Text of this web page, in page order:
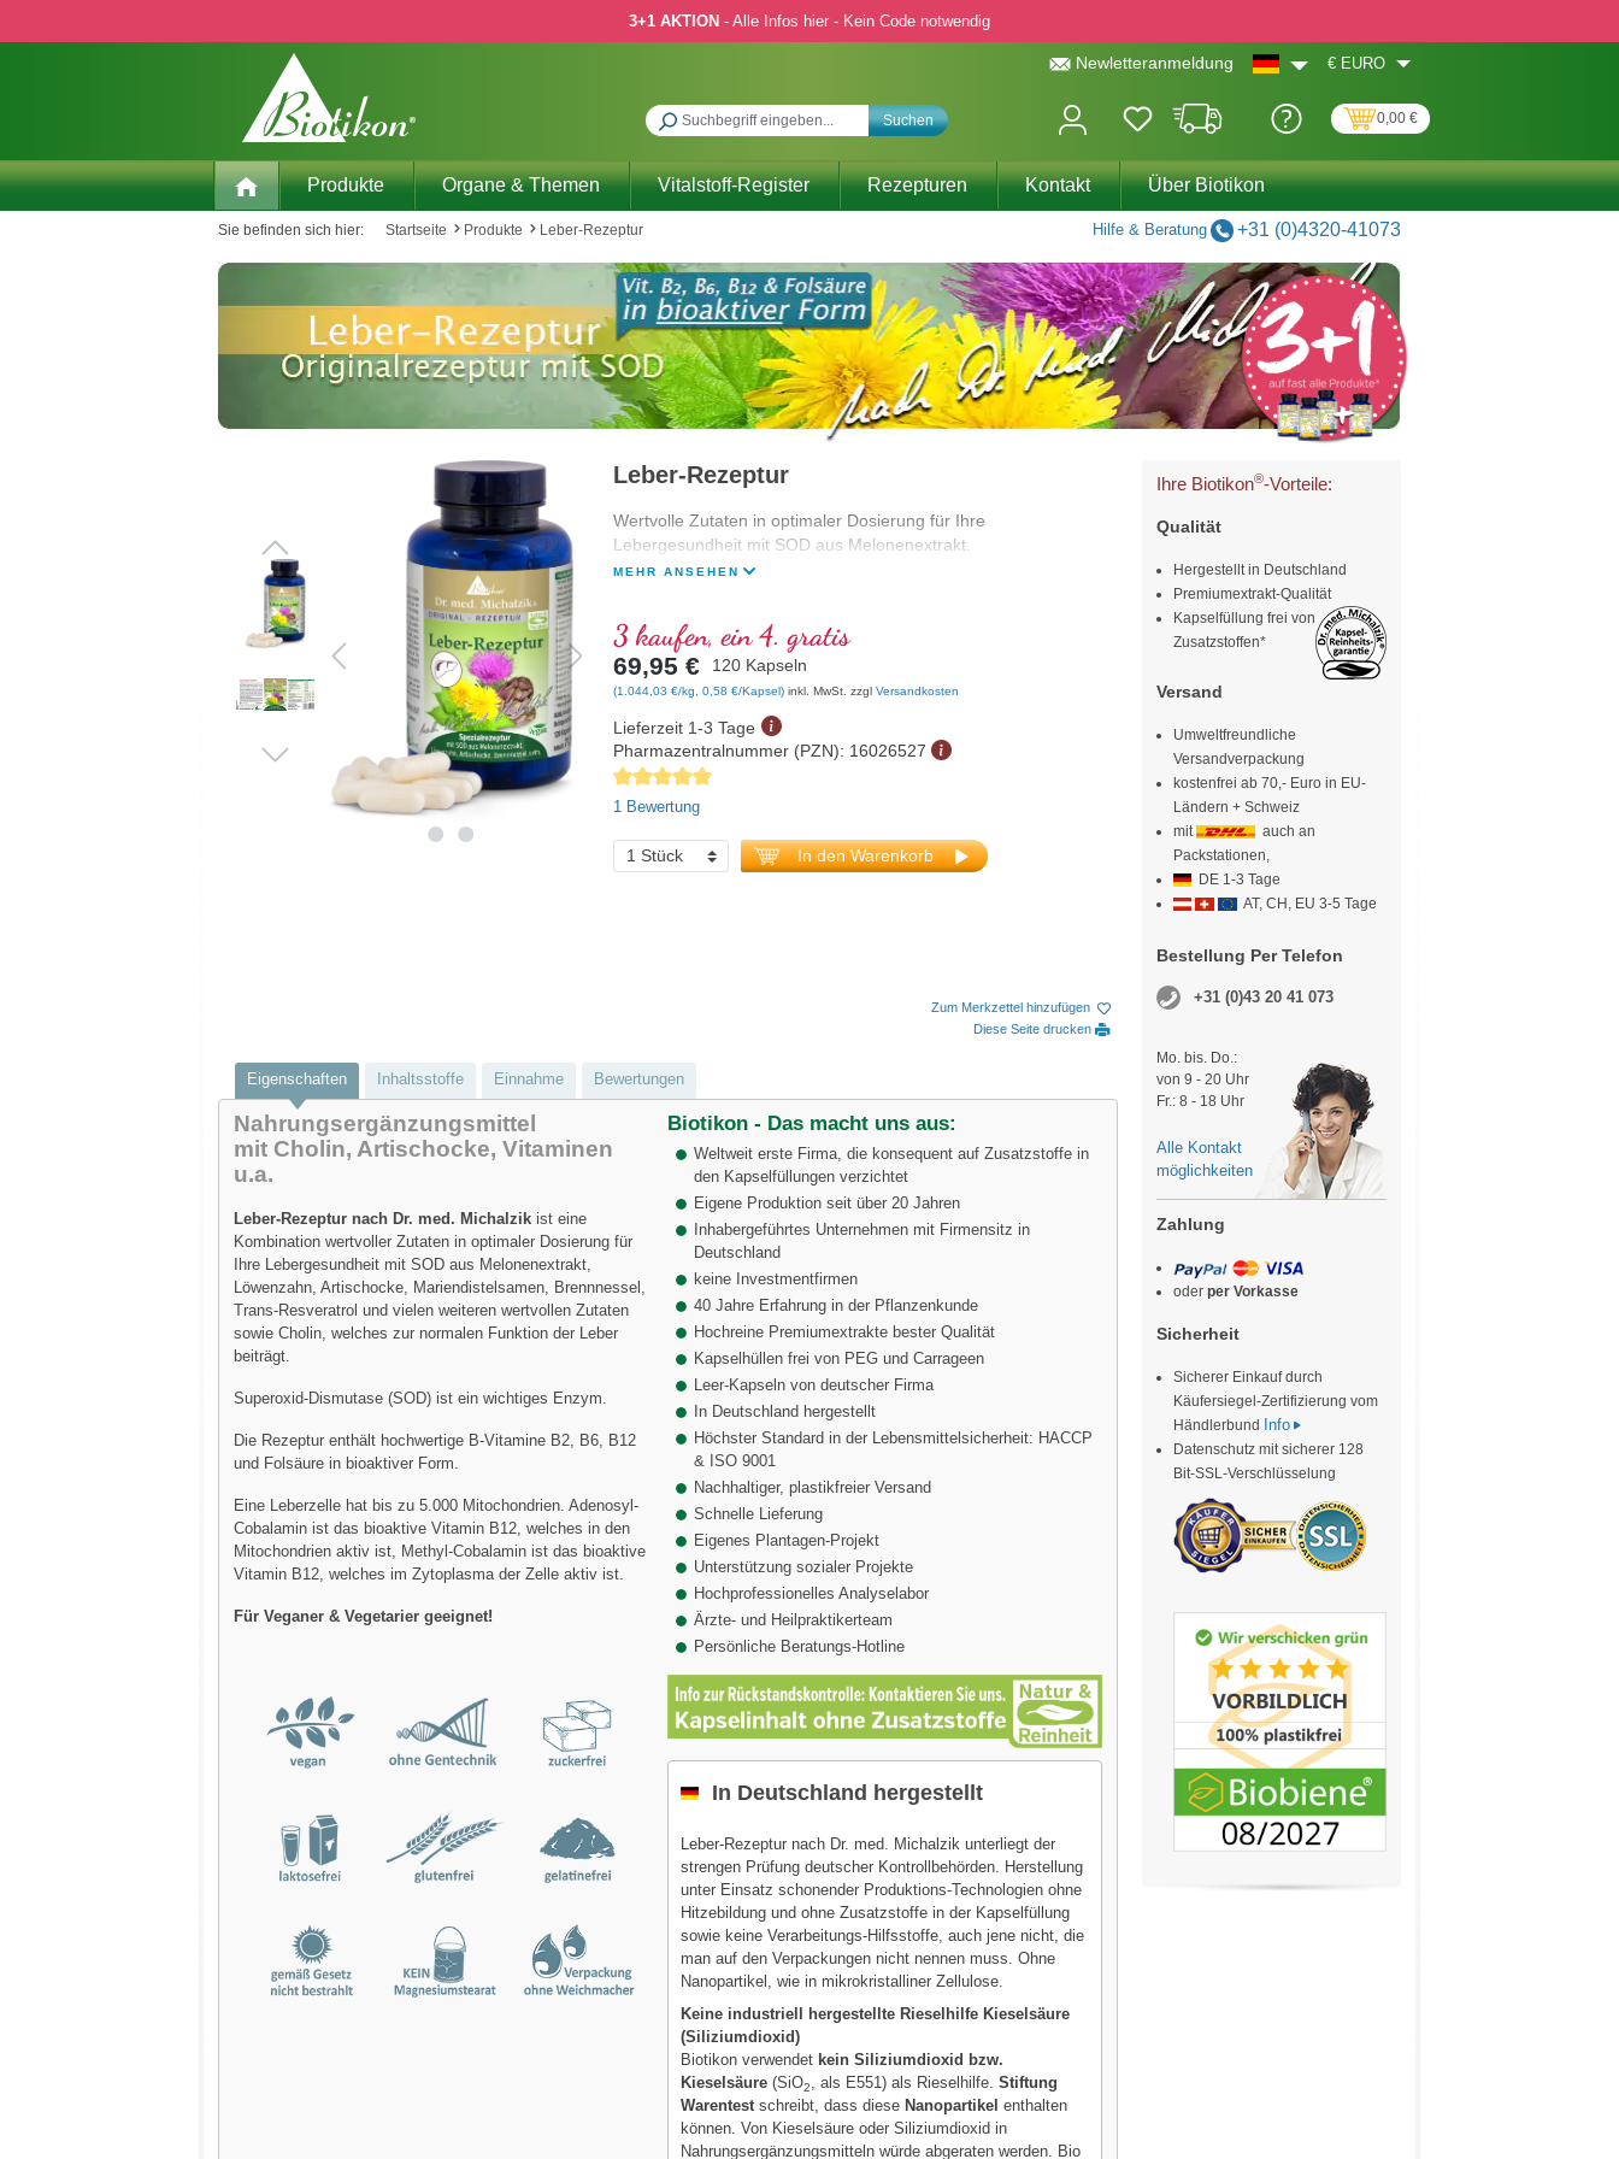
3+1 AKTION - Alle Infos hier - Kein Code notwendig
Newletteranmeldung € EURO
Suchen 0,00 €
Produkte Organe & Themen Vitalstoff-Register Rezepturen Kontakt Über Biotikon
Sie befinden sich hier: Startseite Produkte Leber-Rezeptur Hilfe & Beratung +31 (0)4320-41073
Leber-Rezeptur
Wertvolle Zutaten in optimaler Dosierung für Ihre
Lebergesundheit mit SOD aus Melonenextrakt.
MEHR ANSEHEN
3 kaufen, ein 4. gratis
69,95 € 120 Kapseln
(1.044,03 €/kg, 0,58 €/Kapsel) inkl. MwSt. zzgl Versandkosten
Lieferzeit 1-3 Tage
Pharmazentralnummer (PZN): 16026527
Durchschnittliche Bewertung von 5 von 5 Sternen
1 Bewertung
In den Warenkorb
Zum Merkzettel hinzufügen
Diese Seite drucken
Eigenschaften Inhaltsstoffe Einnahme Bewertungen
Nahrungsergänzungsmittel
mit Cholin, Artischocke, Vitaminen
u.a.
Leber-Rezeptur nach Dr. med. Michalzik ist eine
Kombination wertvoller Zutaten in optimaler Dosierung für
Ihre Lebergesundheit mit SOD aus Melonenextrakt,
Löwenzahn, Artischocke, Mariendistelsamen, Brennnessel,
Trans-Resveratrol und vielen weiteren wertvollen Zutaten
sowie Cholin, welches zur normalen Funktion der Leber
beiträgt.
Superoxid-Dismutase (SOD) ist ein wichtiges Enzym.
Die Rezeptur enthält hochwertige B-Vitamine B2, B6, B12
und Folsäure in bioaktiver Form.
Eine Leberzelle hat bis zu 5.000 Mitochondrien. Adenosyl-
Cobalamin ist das bioaktive Vitamin B12, welches in den
Mitochondrien aktiv ist, Methyl-Cobalamin ist das bioaktive
Vitamin B12, welches im Zytoplasma der Zelle aktiv ist.
Für Veganer & Vegetarier geeignet!
Biotikon - Das macht uns aus:
Weltweit erste Firma, die konsequent auf Zusatzstoffe in
den Kapselfüllungen verzichtet
Eigene Produktion seit über 20 Jahren
Inhabergeführtes Unternehmen mit Firmensitz in
Deutschland
keine Investmentfirmen
40 Jahre Erfahrung in der Pflanzenkunde
Hochreine Premiumextrakte bester Qualität
Kapselhüllen frei von PEG und Carrageen
Leer-Kapseln von deutscher Firma
In Deutschland hergestellt
Höchster Standard in der Lebensmittelsicherheit: HACCP
& ISO 9001
Nachhaltiger, plastikfreier Versand
Schnelle Lieferung
Eigenes Plantagen-Projekt
Unterstützung sozialer Projekte
Hochprofessionelles Analyselabor
Ärzte- und Heilpraktikerteam
Persönliche Beratungs-Hotline
In Deutschland hergestellt
Leber-Rezeptur nach Dr. med. Michalzik unterliegt der
strengen Prüfung deutscher Kontrollbehörden. Herstellung
unter Einsatz schonender Produktions-Technologien ohne
Hitzebildung und ohne Zusatzstoffe in der Kapselfüllung
sowie keine Verarbeitungs-Hilfsstoffe, auch jene nicht, die
man auf den Verpackungen nicht nennen muss. Ohne
Nanopartikel, wie in mikrokristalliner Zellulose.
Keine industriell hergestellte Rieselhilfe Kieselsäure
(Siliziumdioxid)
Biotikon verwendet kein Siliziumdioxid bzw.
Kieselsäure (SiO2, als E551) als Rieselhilfe.Stiftung
Warentestschreibt, dass diese Nanopartikel enthalten
können. Von Kieselsäure oder Siliziumdioxid in
Nahrungsergänzungsmitteln würde abgeraten werden. Bio
Ihre Biotikon®-Vorteile:
Qualität
Hergestellt in Deutschland
Premiumextrakt-Qualität
Kapselfüllung frei von
Zusatzstoffen*
Versand
Umweltfreundliche
Versandverpackung
kostenfrei ab 70,- Euro in EU-
Ländern + Schweiz
mit
auch an
Packstationen,
DE 1-3 Tage
AT, CH, EU 3-5 Tage
Bestellung Per Telefon
+31 (0)43 20 41 073
Mo. bis. Do.:
von 9 - 20 Uhr
Fr.: 8 - 18 Uhr
Alle Kontakt
möglichkeiten
Zahlung
oder per Vorkasse
Sicherheit
Sicherer Einkauf durch
Käufersiegel-Zertifizierung vom
Händlerbund
Info
Datenschutz mit sicherer 128
Bit-SSL-Verschlüsselung